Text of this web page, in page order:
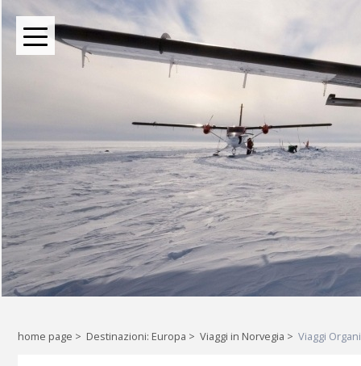
BOUTIQUE TOUR OPERATOR INDIPENDENTE DAL 2004
Oltre le rotte comuni:
Liberi di esplorare il mondo,
home page > Destinazioni: Europa > Viaggi in Norvegia > Viaggi